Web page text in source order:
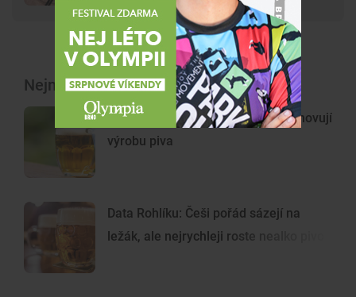
Nejnovější články
Pivní mikroroboti. Brněnští vědci inovují
výrobu piva
Data Rohlíku: Češi pořád sázejí na
ležák, ale nejrychleji roste nealko pivo